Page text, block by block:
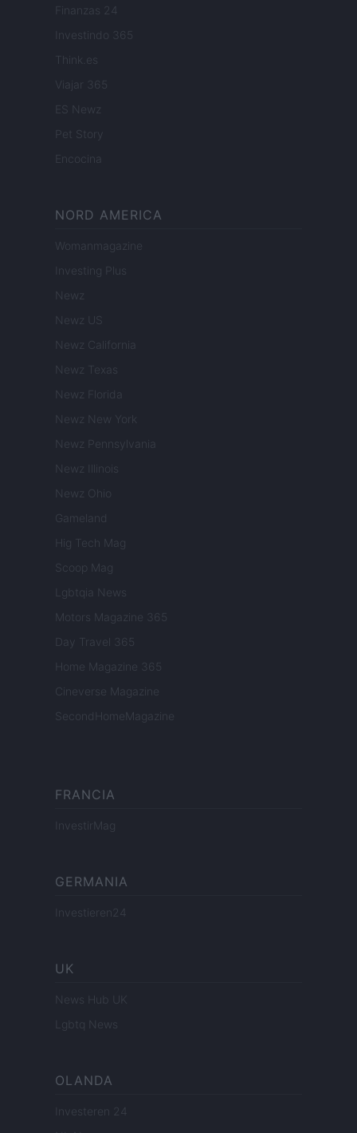
Finanzas 24
Investindo 365
Think.es
Viajar 365
ES Newz
Pet Story
Encocina
NORD AMERICA
Womanmagazine
Investing Plus
Newz
Newz US
Newz California
Newz Texas
Newz Florida
Newz New York
Newz Pennsylvania
Newz Illinois
Newz Ohio
Gameland
Hig Tech Mag
Scoop Mag
Lgbtqia News
Motors Magazine 365
Day Travel 365
Home Magazine 365
Cineverse Magazine
SecondHomeMagazine
FRANCIA
InvestirMag
GERMANIA
Investieren24
UK
News Hub UK
Lgbtq News
OLANDA
Investeren 24